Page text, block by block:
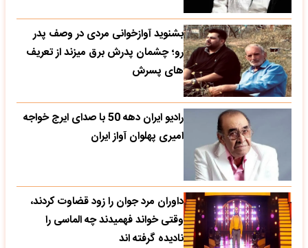
بشنوید آوازخوانی مردی در وصف پدر
رو؛ چشمان پدرش برق میزند از تعریف
های پسرش
رادیو ایران دهه 50 با صدای ایرج خواجه
امیری پهلوان آواز ایران
داوران مرد جوان را زود قضاوت کردند،
وقتی خواند فهمیدند چه الماسی را
نادیده گرفته اند